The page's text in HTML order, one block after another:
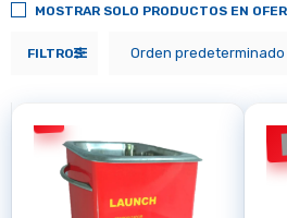
FILTROS Orden predeterminado
MOSTRAR SOLO PRODUCTOS EN